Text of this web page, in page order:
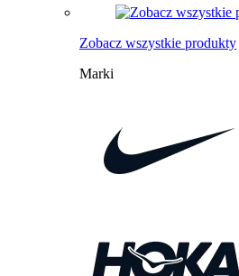
Zobacz wszystkie produkty
Marki